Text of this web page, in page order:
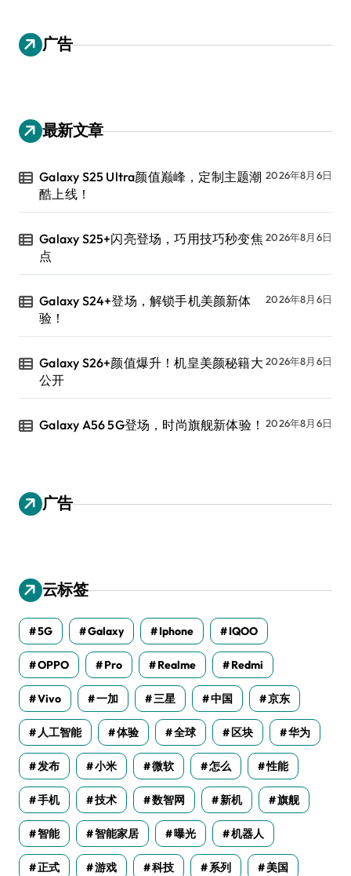
广告
最新文章
Galaxy S25 Ultra颜值巅峰，定制主题潮
酷上线！
2026年8月6日
Galaxy S25+闪亮登场，巧用技巧秒变焦
点
2026年8月6日
Galaxy S24+登场，解锁手机美颜新体
验！
2026年8月6日
Galaxy S26+颜值爆升！机皇美颜秘籍大
公开
2026年8月6日
Galaxy A56 5G登场，时尚旗舰新体验！ 2026年8月6日
广告
云标签
5G Galaxy Iphone IQOO
OPPO Pro Realme Redmi
Vivo 一加 三星 中国 京东
人工智能 体验 全球 区块 华为
发布 小米 微软 怎么 性能
手机 技术 数智网 新机 旗舰
智能 智能家居 曝光 机器人
正式 游戏 科技 系列 美国